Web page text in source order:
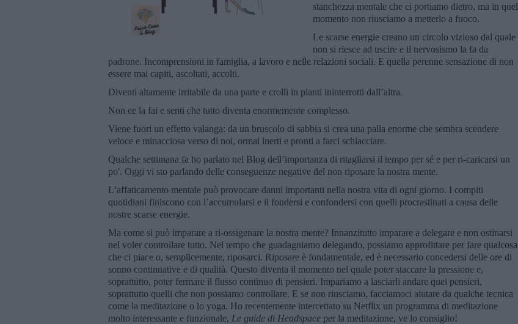
stanchezza mentale che ci portiamo dietro, ma in quel
momento non riusciamo a metterlo a fuoco.
Le scarse energie creano un circolo vizioso dal quale
non si riesce ad uscire e il nervosismo la fa da
padrone. Incomprensioni in famiglia, a lavoro e nelle relazioni sociali. E quella perenne sensazione di non
essere mai capiti, ascoltati, accolti.
Diventi altamente irritabile da una parte e crolli in pianti ininterrotti dall’altra.
Non ce la fai e senti che tutto diventa enormemente complesso.
Viene fuori un effetto valanga: da un bruscolo di sabbia si crea una palla enorme che sembra scendere
veloce e minacciosa verso di noi, ormai inerti e pronti a farci schiacciare.
Qualche settimana fa ho parlato nel Blog dell’importanza di ritagliarsi il tempo per sé e per ri-caricarsi un
po'. Oggi vi sto parlando delle conseguenze negative del non riposare la nostra mente.
L’affaticamento mentale può provocare danni importanti nella nostra vita di ogni giorno. I compiti
quotidiani finiscono con l’accumularsi e il fondersi e confondersi con quelli procrastinati a causa delle
nostre scarse energie.
Ma come si può imparare a ri-ossigenare la nostra mente? Innanzitutto imparare a delegare e non ostinarsi
nel voler controllare tutto. Nel tempo che guadagniamo delegando, possiamo approfittare per fare qualcosa
che ci piace o, semplicemente, riposarci. Riposare è fondamentale, ed è necessario concedersi delle ore di
sonno continuative e di qualità. Questo diventa il momento nel quale poter staccare la pressione e,
soprattutto, poter fermare il flusso continuo di pensieri. Impariamo a lasciarli andare quei pensieri,
soprattutto quelli che non possiamo controllare. E se non riusciamo, facciamoci aiutare da qualche tecnica
come la meditazione o lo yoga. Ho recentemente intercettato su Netflix un programma di meditazione
molto interessante e funzionale, Le guide di Headspace per la meditazione, ve lo consiglio!